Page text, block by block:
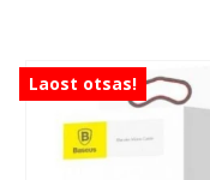
Laost otsas!